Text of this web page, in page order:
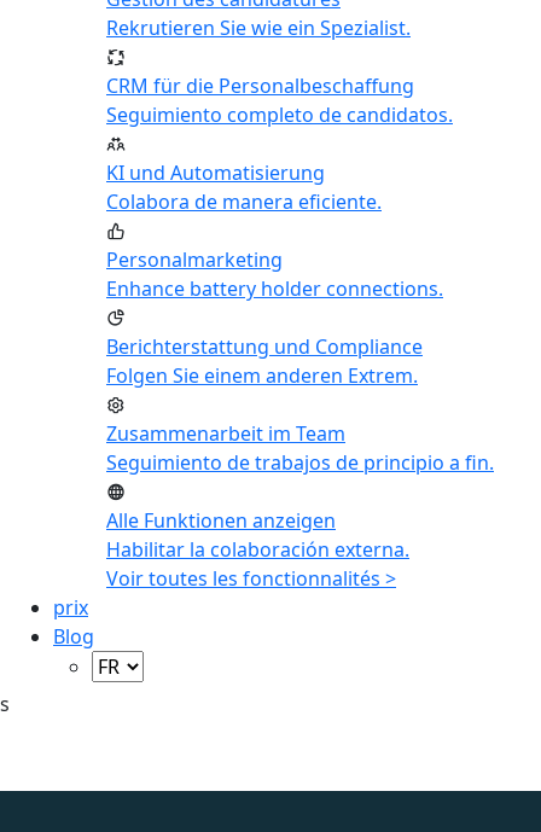
Rekrutieren Sie wie ein Spezialist.
CRM für die Personalbeschaffung
Seguimiento completo de candidatos.
KI und Automatisierung
Colabora de manera eficiente.
Personalmarketing
Enhance battery holder connections.
Berichterstattung und Compliance
Folgen Sie einem anderen Extrem.
Zusammenarbeit im Team
Seguimiento de trabajos de principio a fin.
Alle Funktionen anzeigen
Habilitar la colaboración externa.
Voir toutes les fonctionnalités >
prix
Blog
s